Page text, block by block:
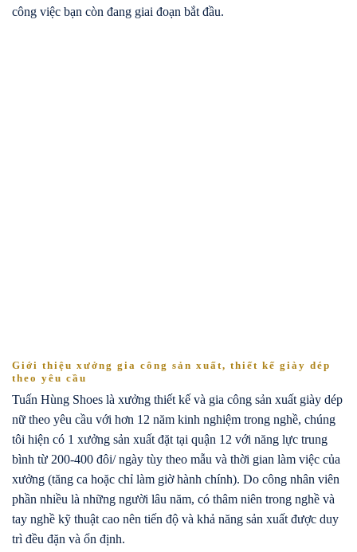
công việc bạn còn đang giai đoạn bắt đầu.
Giới thiệu xưởng gia công sản xuất, thiết kế giày dép
theo yêu cầu
Tuấn Hùng Shoes là xưởng thiết kế và gia công sản xuất giày dép
nữ theo yêu cầu với hơn 12 năm kinh nghiệm trong nghề, chúng
tôi hiện có 1 xưởng sản xuất đặt tại quận 12 với năng lực trung
bình từ 200-400 đôi/ ngày tùy theo mẫu và thời gian làm việc của
xưởng (tăng ca hoặc chỉ làm giờ hành chính). Do công nhân viên
phần nhiều là những người lâu năm, có thâm niên trong nghề và
tay nghề kỹ thuật cao nên tiến độ và khả năng sản xuất được duy
trì đều đặn và ổn định.